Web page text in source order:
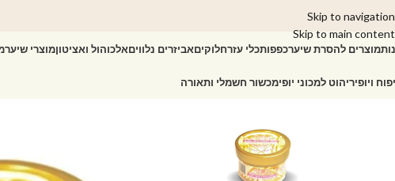
Skip to navigation
Skip to main content
מוצרים להסרת שיערכפפותכלי עזרחלוקיםאביזרים נלוויםאלכוהול ואציטוןמוצרי שיער
ויופיריהוט למכוני יופימכשור חשמלי ותאורה עמוד הבית/חנות/מוצרי שעווה/שעוות פראנס ביוטי